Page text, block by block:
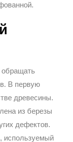
В первую
древесины.
из березы
дефектов.
используемый